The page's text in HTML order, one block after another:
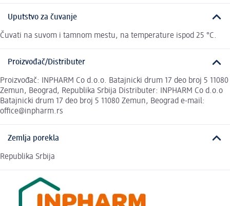
Uputstvo za čuvanje
Čuvati na suvom i tamnom mestu, na temperature ispod 25 °C.
Proizvođač/Distributer
Proizvođač: INPHARM Co d.o.o. Batajnicki drum 17 deo broj 5 11080
Zemun, Beograd, Republika Srbija Distributer: INPHARM Co d.o.o
Batajnicki drum 17 deo broj 5 11080 Zemun, Beograd e-mail:
office@inpharm.rs
Zemlja porekla
Republika Srbija